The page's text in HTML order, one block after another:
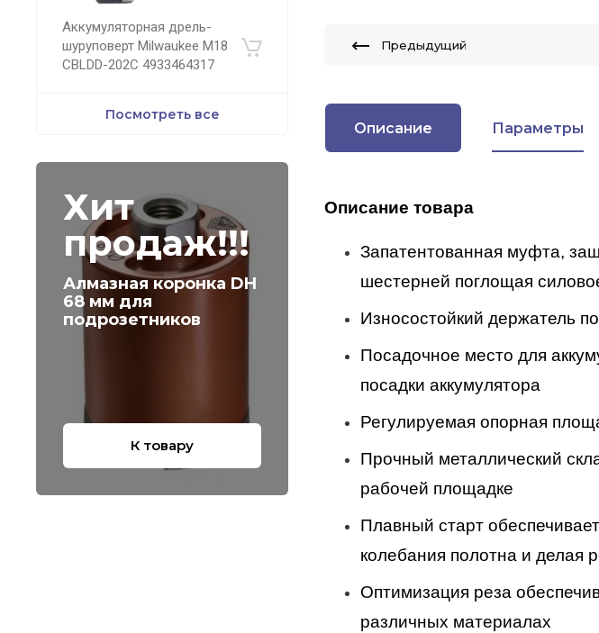
Аккумуляторная дрель-
шуруповерт Milwaukee M18
CBLDD-202C 4933464317
Посмотреть все
Хит
продаж!!!
Алмазная коронка DH
68 мм для
подрозетников
К товару
Предыдущий
Описание Параметры
Описание товара
Запатентованная муфта,
шестерней поглощая
Износостойкий держатель
Посадочное место для
посадки аккумулятора
Регулируемая опорная
Прочный металлический
рабочей площадке
Плавный старт
колебания полотна и делая
Оптимизация реза
различных материалах